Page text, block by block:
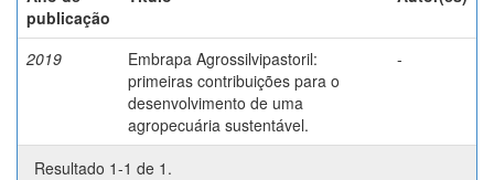
publicação
2019
Embrapa Agrossilvipastoril:
primeiras contribuições para o
desenvolvimento de uma
agropecuária sustentável.
-
Resultado 1-1 de 1.